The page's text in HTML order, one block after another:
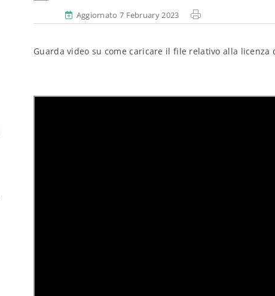
Aggiornato 7 February 2023
Guarda video su come caricare il file relativo alla licenza